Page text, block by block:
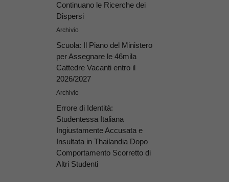
Continuano le Ricerche dei
Dispersi
Archivio
Scuola: Il Piano del Ministero
per Assegnare le 46mila
Cattedre Vacanti entro il
2026/2027
Archivio
Errore di Identità:
Studentessa Italiana
Ingiustamente Accusata e
Insultata in Thailandia Dopo
Comportamento Scorretto di
Altri Studenti